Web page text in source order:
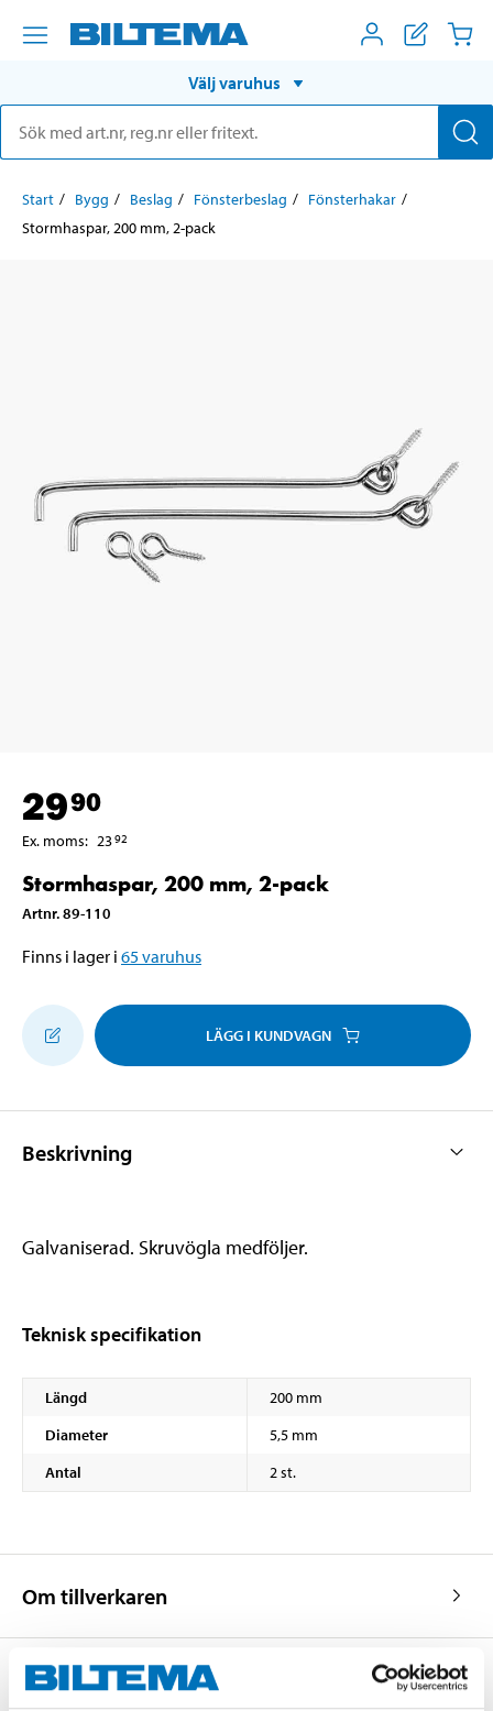
Välj varuhus
Start Bygg Beslag Fönsterbeslag
Fönsterhakar
Stormhaspar, 200 mm, 2-pack
2990
Ex. moms: 2392
Stormhaspar, 200 mm, 2-pack
Artnr.89-110
Finns i lager i 65varuhus
LÄGG I KUNDVAGN
Beskrivning
Galvaniserad. Skruvögla medföljer.
Teknisk specifikation
Längd
200 mm
Diameter
5,5 mm
Antal
2 st.
Om tillverkaren